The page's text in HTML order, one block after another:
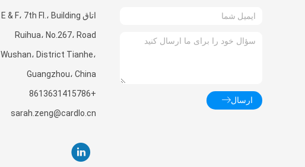
اتاق E & F، 7th Fl.، Building
Ruihua، No.267، Road
Wushan، District Tianhe،
Guangzhou، China
+8613631415786
sarah.zeng@cardlo.cn
ارسال